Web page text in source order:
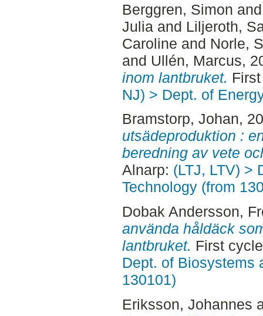
Berggren, Simon
Julia and Liljeroth,
Caroline and Norle,
and Ullén, Marcus,
inom lantbruket.
NJ) > Dept. of
Bramstorp, Johan,
utsädeproduktion :
beredning av vete
Alnarp: (LTJ, LTV) >
Technology (from
Dobak Andersson,
använda håldäck
lantbruket. First
Dept. of Biosystems
130101)
Eriksson, Johannes